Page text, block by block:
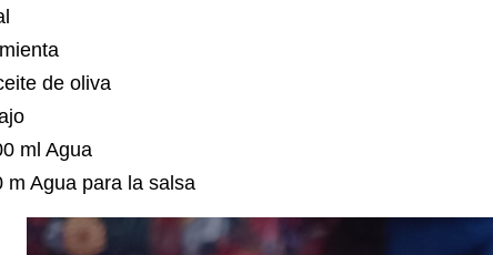
de oliva
ml Agua
m Agua para la salsa